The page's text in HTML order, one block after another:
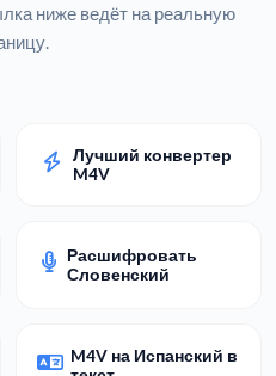
ниже ведёт на реальную
Лучший конвертер
M4V
Расшифровать
Словенский
M4V на Испанский в